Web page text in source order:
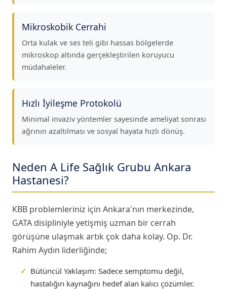
Mikroskobik Cerrahi
Orta kulak ve ses teli gibi hassas bölgelerde
mikroskop altında gerçekleştirilen koruyucu
müdahaleler.
Hızlı İyileşme Protokolü
Minimal invaziv yöntemler sayesinde ameliyat sonrası
ağrının azaltılması ve sosyal hayata hızlı dönüş.
Neden A Life Sağlık Grubu Ankara
Hastanesi?
KBB problemleriniz için Ankara'nın merkezinde,
GATA disipliniyle yetişmiş uzman bir cerrah
görüşüne ulaşmak artık çok daha kolay. Op. Dr.
Rahim Aydın liderliğinde;
✓ Bütüncül Yaklaşım: Sadece semptomu değil,
hastalığın kaynağını hedef alan kalıcı çözümler.